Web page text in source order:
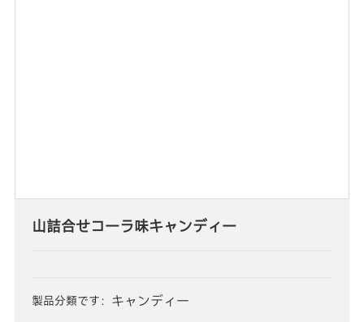
山詰合せコーラ味キャンディー
製品分類です： キャンディー